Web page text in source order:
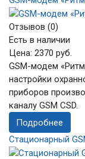
Отзывов (0)
Есть в наличии
Цена: 2370 руб.
GSM-модем
настройки
приборов
каналу GSM CSD.
Подробнее
Стационарный